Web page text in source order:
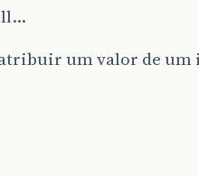
um valor de um